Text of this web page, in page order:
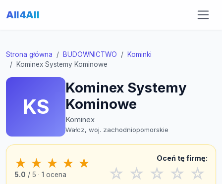
All4All
Strona główna BUDOWNICTWO
Kominki
Kominex Systemy Kominowe
KS
Kominex Systemy
Kominowe
Kominex
Wałcz, woj. zachodniopomorskie
★ ★ ★ ★ ★
5.0 / 5 · 1 ocena
Oceń tę firmę:
☆ ☆ ☆ ☆ ☆